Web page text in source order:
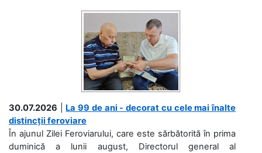
30.07.2026
La 99 de ani - decorat cu cele mai înalte
distincții feroviare
În ajunul Zilei Feroviarului, care este sărbătorită în prima
duminică a lunii august, Directorul general al